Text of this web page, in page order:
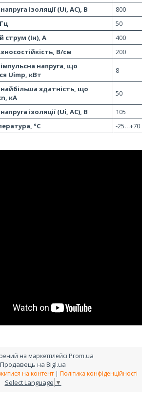
ізоляції (Ui, AC), В
800
50
струм (Iн), А
400
В/см
200
напруга, що
Uimp, кВт
8
здатність, що
кА
50
ізоляції (Ui, AC), В
105
°C
-25…+70
на маркетплейсі Prom.ua
Продавець на Bigl.ua
на контент | Політика конфіденційності
Select Language ▼